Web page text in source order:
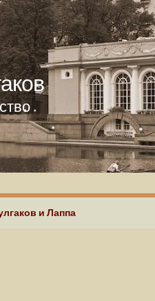
и Лаппа